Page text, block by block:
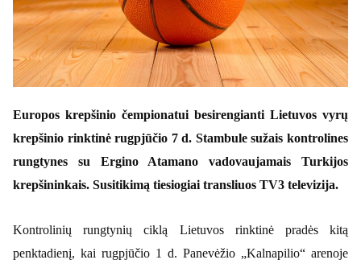
Europos krepšinio čempionatui besirengianti Lietuvos vyrų
krepšinio rinktinė rugpjūčio 7 d. Stambule sužais kontrolines
rungtynes su Ergino Atamano vadovaujamais Turkijos
krepšininkais. Susitikimą tiesiogiai transliuos TV3 televizija.
Kontrolinių rungtynių ciklą Lietuvos rinktinė pradės kitą
penktadienį, kai rugpjūčio 1 d. Panevėžio „Kalnapilio“ arenoje